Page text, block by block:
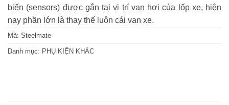
biến (sensors) được gắn tại vị trí van hơi của lốp xe, hiện
nay phần lớn là thay thế luôn cái van xe.
Mã: Steelmate
Danh mục: PHỤ KIỆN KHÁC